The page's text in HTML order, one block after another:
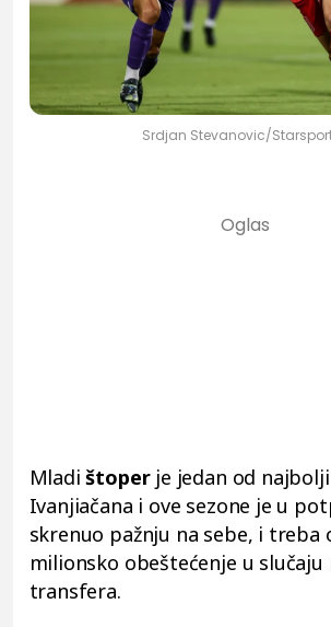
Srdjan Stevanovic/
Mladištoper je jedan od
Ivanjiačana i ove sezone je u
skrenuo pažnju na sebe, i treba
milionsko obeštećenje u slučaju
transfera.